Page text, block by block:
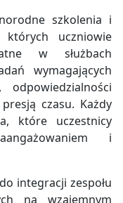
szkolenia i
których uczniowie
w służbach
wymagających
odpowiedzialności
czasu. Każdy
które uczestnicy
i
integracji zespołu
na wzajemnym